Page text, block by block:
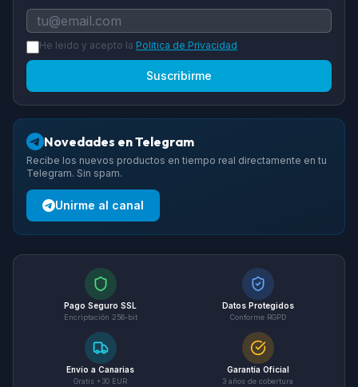
He leido y acepto la Politica de Privacidad
Suscribirme
Novedades en Telegram
Recibe los nuevos productos en tiempo real directamente en tu
Telegram. Sin spam.
Unirme al canal
Pago Seguro SSL
Encriptación 256-bit
Datos Protegidos
Conforme RGPD
Envío a Canarias
Gratis +30 EUR
Garantía Oficial
3 años de cobertura